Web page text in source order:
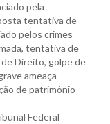
pela
tentativa de
pelos crimes
tentativa de
Direito, golpe de
ameaça
de patrimônio
Federal